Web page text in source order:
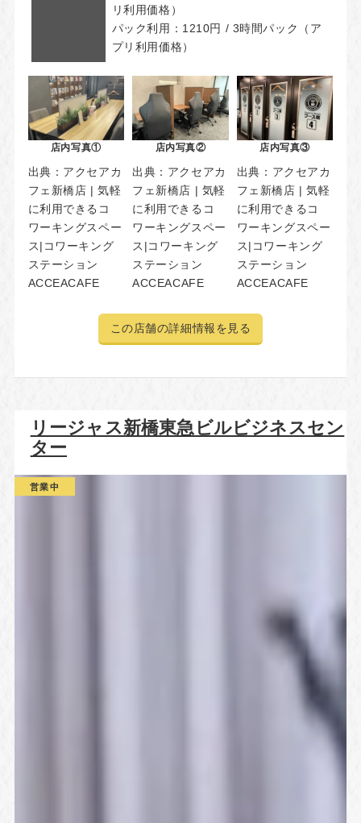
リ利用価格）
パック利用：1210円 / 3時間パック（ア
プリ利用価格）
店内写真①
出典： アクセアカ
フェ新橋店 | 気軽
に利用できるコ
ワーキングスペー
ス|コワーキング
ステーション
ACCEACAFE
店内写真②
出典： アクセアカ
フェ新橋店 | 気軽
に利用できるコ
ワーキングスペー
ス|コワーキング
ステーション
ACCEACAFE
店内写真③
出典： アクセアカ
フェ新橋店 | 気軽
に利用できるコ
ワーキングスペー
ス|コワーキング
ステーション
ACCEACAFE
この店舗の詳細情報を見る
リージャス新橋東急ビルビジネスセン
ター
営業中